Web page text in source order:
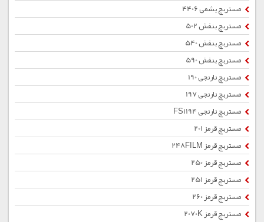
مستربچ یشمی 4406
مستربچ بنفش 502
مستربچ بنفش 540
مستربچ بنفش 590
مستربچ نارنجی 190
مستربچ نارنجی 197
مستربچ نارنجی FS1194
مستربچ قرمز 201
مستربچ قرمز 248FILM
مستربچ قرمز 250
مستربچ قرمز 251
مستربچ قرمز 260
مستربچ قرمز 2070K